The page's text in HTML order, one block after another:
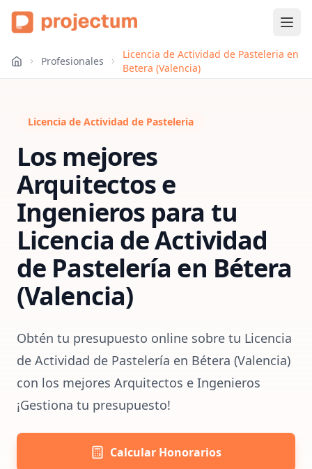
Profesionales
Licencia de Actividad de Pasteleria en
Betera (Valencia)
Licencia de Actividad de Pasteleria
Los mejores
Arquitectos e
Ingenieros para tu
Licencia de Actividad
de Pastelería en Bétera
(Valencia)
Obtén tu presupuesto online sobre tu Licencia
de Actividad de Pastelería en Bétera (Valencia)
con los mejores Arquitectos e Ingenieros
¡Gestiona tu presupuesto!
Calcular Honorarios